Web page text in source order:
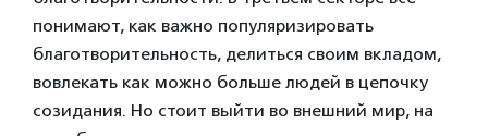
понимают, как важно популяризировать
благотворительность, делиться своим вкладом,
вовлекать как можно больше людей в цепочку
созидания. Но стоит выйти во внешний мир, на